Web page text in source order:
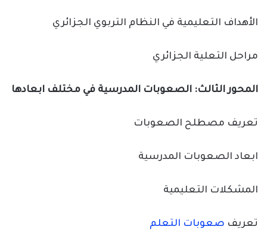
الأهداف التعليمية في النظام التربوي الجزائري
مراحل التعلية الجزائري
المحور الثالث: الصعوبات المدرسية في مختلف ابعادها
تعريف مصطلح الصعوبات
ابعاد الصعوبات المدرسية
المشكلات التعليمية
تعريف صعوبات التعلم